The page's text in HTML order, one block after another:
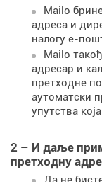
Mailo
адреса и
налогу е-
Mailo
адресар и
претходне
аутоматски
упутства
2 – И даље
претходну